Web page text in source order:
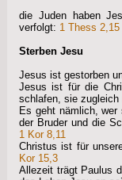
die Juden haben
verfolgt: 1 Thess 2,15
Sterben Jesu
Jesus ist gestorben
Jesus ist für die
schlafen, sie zugleich
Es geht nämlich, wer
der Bruder und die
1 Kor 8,11
Christus ist für
Kor 15,3
Allezeit trägt Paulus